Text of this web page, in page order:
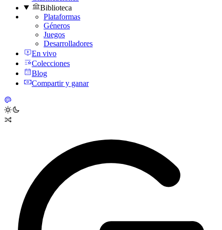
Biblioteca
Plataformas
Géneros
Juegos
Desarrolladores
En vivo
Colecciones
Blog
Compartir y ganar